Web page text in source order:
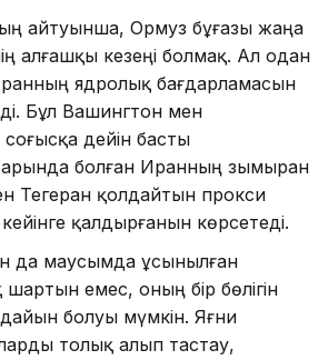
айтуынша, Ормуз бұғазы жаңа
алғашқы кезеңі болмақ. Ал одан
ядролық бағдарламасын
Бұл Вашингтон мен
соғысқа дейін басты
болған Иранның зымыран
Тегеран қолдайтын прокси
қалдырғанын көрсетеді.
да маусымда ұсынылған
шартын емес, оның бір бөлігін
болуы мүмкін. Яғни
толық алып тастау,